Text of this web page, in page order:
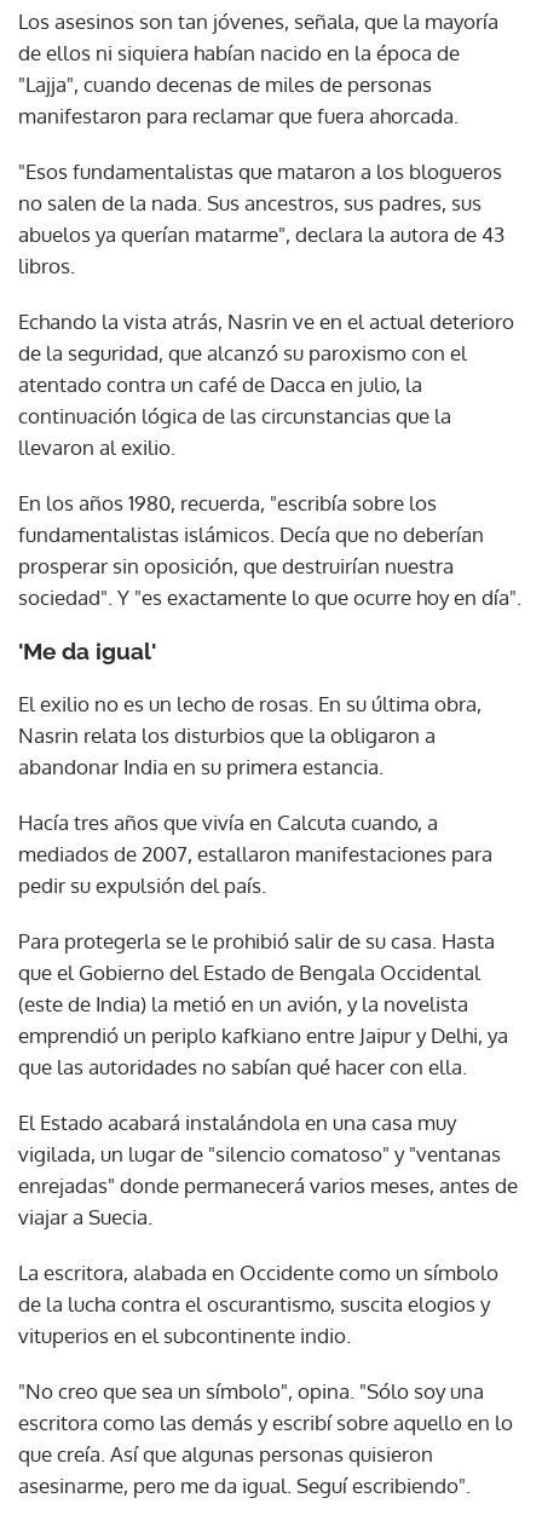
Los asesinos son tan jóvenes, señala, que la mayoría
de ellos ni siquiera habían nacido en la época de
"Lajja", cuando decenas de miles de personas
manifestaron para reclamar que fuera ahorcada.
"Esos fundamentalistas que mataron a los blogueros
no salen de la nada. Sus ancestros, sus padres, sus
abuelos ya querían matarme", declara la autora de 43
libros.
Echando la vista atrás, Nasrin ve en el actual deterioro
de la seguridad, que alcanzó su paroxismo con el
atentado contra un café de Dacca en julio, la
continuación lógica de las circunstancias que la
llevaron al exilio.
En los años 1980, recuerda, "escribía sobre los
fundamentalistas islámicos. Decía que no deberían
prosperar sin oposición, que destruirían nuestra
sociedad". Y "es exactamente lo que ocurre hoy en día".
'Me da igual'
El exilio no es un lecho de rosas. En su última obra,
Nasrin relata los disturbios que la obligaron a
abandonar India en su primera estancia.
Hacía tres años que vivía en Calcuta cuando, a
mediados de 2007, estallaron manifestaciones para
pedir su expulsión del país.
Para protegerla se le prohibió salir de su casa. Hasta
que el Gobierno del Estado de Bengala Occidental
(este de India) la metió en un avión, y la novelista
emprendió un periplo kafkiano entre Jaipur y Delhi, ya
que las autoridades no sabían qué hacer con ella.
El Estado acabará instalándola en una casa muy
vigilada, un lugar de "silencio comatoso" y "ventanas
enrejadas" donde permanecerá varios meses, antes de
viajar a Suecia.
La escritora, alabada en Occidente como un símbolo
de la lucha contra el oscurantismo, suscita elogios y
vituperios en el subcontinente indio.
"No creo que sea un símbolo", opina. "Sólo soy una
escritora como las demás y escribí sobre aquello en lo
que creía. Así que algunas personas quisieron
asesinarme, pero me da igual. Seguí escribiendo".